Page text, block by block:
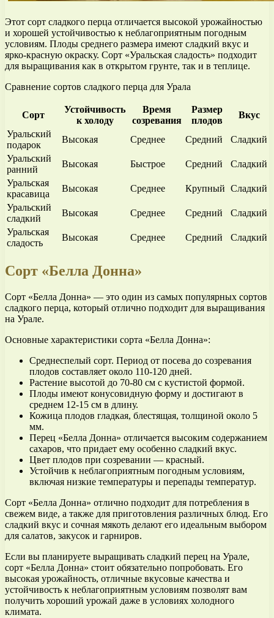
Этот сорт сладкого перца отличается высокой урожайностью
и хорошей устойчивостью к неблагоприятным погодным
условиям. Плоды среднего размера имеют сладкий вкус и
ярко-красную окраску. Сорт «Уральская сладость» подходит
для выращивания как в открытом грунте, так и в теплице.
Сравнение сортов сладкого перца для Урала
Сорт
Устойчивость
к холоду
Время
созревания
Размер
плодов
Вкус
Уральский
подарок
Высокая Среднее Средний
Сладкий
Уральский
ранний
Высокая Быстрое Средний
Сладкий
Уральская
красавица
Высокая Среднее Крупный Сладкий
Уральский
сладкий
Высокая Среднее Средний
Сладкий
Уральская
сладость
Высокая Среднее Средний Сладкий
Сорт «Белла Донна»
Сорт «Белла Донна» — это один из самых популярных сортов
сладкого перца, который отлично подходит для выращивания
на Урале.
Основные характеристики сорта «Белла Донна»:
Среднеспелый сорт. Период от посева до созревания
плодов составляет около 110-120 дней.
Растение высотой до 70-80 см с кустистой формой.
Плоды имеют конусовидную форму и достигают в
среднем 12-15 см в длину.
Кожица плодов гладкая, блестящая, толщиной около 5
мм.
Перец «Белла Донна» отличается высоким содержанием
сахаров, что придает ему особенно сладкий вкус.
Цвет плодов при созревании — красный.
Устойчив к неблагоприятным погодным условиям,
включая низкие температуры и перепады температур.
Сорт «Белла Донна» отлично подходит для потребления в
свежем виде, а также для приготовления различных блюд. Его
сладкий вкус и сочная мякоть делают его идеальным выбором
для салатов, закусок и гарниров.
Если вы планируете выращивать сладкий перец на Урале,
сорт «Белла Донна» стоит обязательно попробовать. Его
высокая урожайность, отличные вкусовые качества и
устойчивость к неблагоприятным условиям позволят вам
получить хороший урожай даже в условиях холодного
климата.